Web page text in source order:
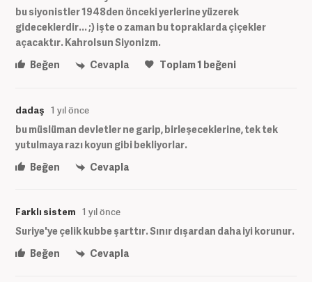
bu siyonistler 1948den önceki yerlerine yüzerek
gideceklerdir... ;) işte o zaman bu topraklarda çiçekler
açacaktır. Kahrolsun Siyonizm.
Beğen
Cevapla Toplam1 beğeni
dadaş 1 yıl önce
bu müslüman devletler ne garip, birleşeceklerine, tek tek
yutulmaya razı koyun gibi bekliyorlar.
Beğen
Cevapla
Farklı sistem 1 yıl önce
Suriye'ye çelik kubbe şarttır. Sınır dışardan daha iyi korunur.
Beğen
Cevapla